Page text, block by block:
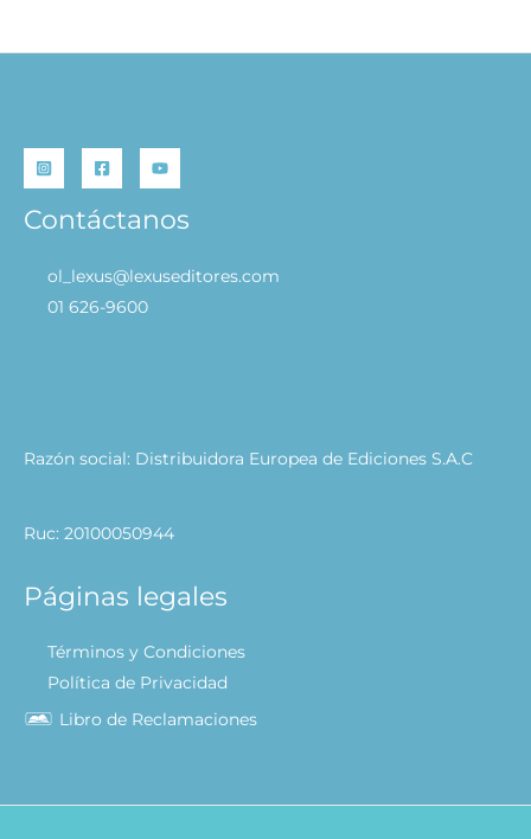
Contáctanos
ol_lexus@lexuseditores.com
01 626-9600
Razón social: Distribuidora Europea de Ediciones S.A.C
Ruc: 20100050944
Páginas legales
Términos y Condiciones
Política de Privacidad
Libro de Reclamaciones